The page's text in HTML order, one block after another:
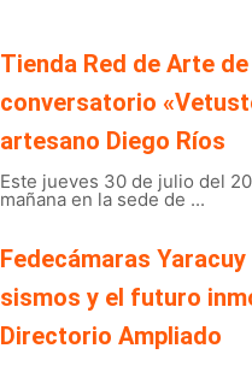
Tienda Red de Arte
conversatorio
artesano Diego Ríos
Este jueves 30 de julio del
mañana en la sede de ...
Fedecámaras
sismos y el futuro
Directorio Ampliado